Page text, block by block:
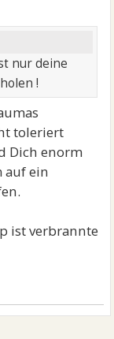
nur deine
!
toleriert
Dich enorm
auf ein
ist verbrannte